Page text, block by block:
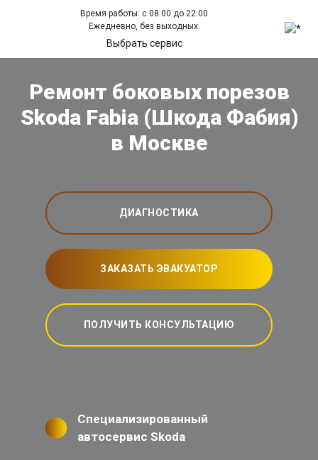
Время работы: с 08:00 до 22:00
Ежедневно, без выходных.
Выбрать сервис
Ремонт боковых порезов
Skoda Fabia (Шкода Фабия)
в Москве
ДИАГНОСТИКА
ЗАКАЗАТЬ ЭВАКУАТОР
ПОЛУЧИТЬ КОНСУЛЬТАЦИЮ
Специализированный
автосервис Skoda